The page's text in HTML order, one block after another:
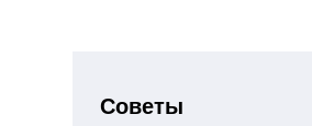
Советы